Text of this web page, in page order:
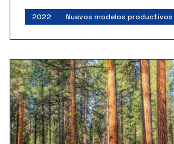
2022 Nuevos modelos productivos